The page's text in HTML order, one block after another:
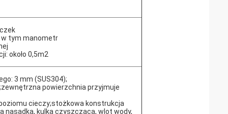
tym manometr
około 0,5m2
3 mm (SUS304);
powierzchnia przyjmuje
cieczy;stożkowa konstrukcja
nasadka, kulka czyszcząca, wlot wody,